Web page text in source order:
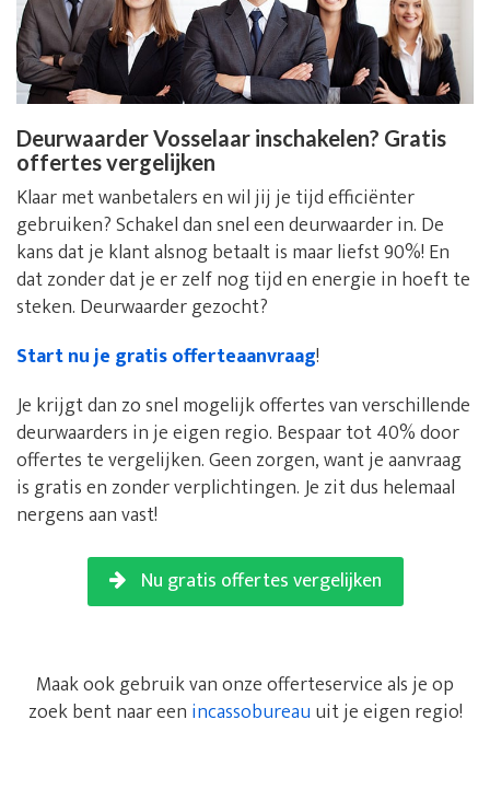
Deurwaarder Vosselaar inschakelen? Gratis
offertes vergelijken
Klaar met wanbetalers en wil jij je tijd efficiënter
gebruiken? Schakel dan snel een deurwaarder in. De
kans dat je klant alsnog betaalt is maar liefst 90%! En
dat zonder dat je er zelf nog tijd en energie in hoeft te
steken. Deurwaarder gezocht?
Start nu je gratis offerteaanvraag!
Je krijgt dan zo snel mogelijk offertes van verschillende
deurwaarders in je eigen regio. Bespaar tot 40% door
offertes te vergelijken. Geen zorgen, want je aanvraag
is gratis en zonder verplichtingen. Je zit dus helemaal
nergens aan vast!
Nu gratis offertes vergelijken
Maak ook gebruik van onze offerteservice als je op
zoek bent naar een incassobureau uit je eigen regio!